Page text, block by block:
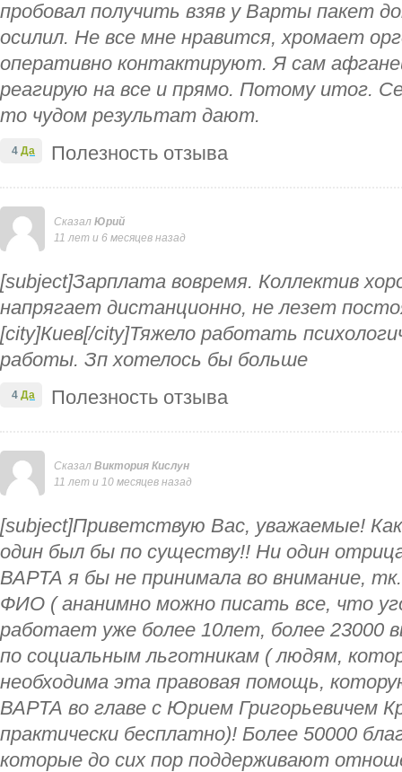
пробовал получить взяв у Варты пакет
осилил. Не все мне нравится, хромает
оперативно контактируют. Я сам
реагирую на все и прямо. Потому итог.
то чудом результат дают.
Полезность отзыва
4 Да
Сказал Юрий
11 лет и 6 месяцев назад
[subject]Зарплата вовремя. Коллектив
напрягает дистанционно, не лезет
[city]Киев[/city]Тяжело работать
работы. Зп хотелось бы больше
Полезность отзыва
4 Да
Сказал Виктория Кислун
11 лет и 10 месяцев назад
[subject]Приветствую Вас, уважаемые!
один был бы по существу!! Ни один
ВАРТА я бы не принимала во внимание,
ФИО ( ананимно можно писать все, что
работает уже более 10лет, более 23000
по социальным льготникам ( людям,
необходима эта правовая помощь,
ВАРТА во главе с Юрием Григорьевичем
практически бесплатно)! Более 50000
которые до сих пор поддерживают